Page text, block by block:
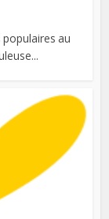
populaires au